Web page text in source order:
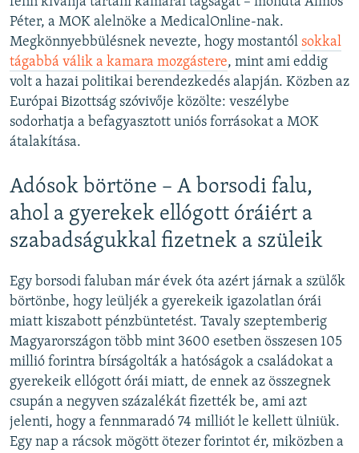
Péter, a MOK alelnöke a MedicalOnline-nak.
Megkönnyebbülésnek nevezte, hogy mostantól sokkal
tágabbá válik a kamara mozgástere, mint ami eddig
volt a hazai politikai berendezkedés alapján. Közben az
Európai Bizottság szóvivője közölte: veszélybe
sodorhatja a befagyasztott uniós forrásokat a MOK
átalakítása.
Adósok börtöne – A borsodi falu,
ahol a gyerekek ellógott óráiért a
szabadságukkal fizetnek a szüleik
Egy borsodi faluban már évek óta azért járnak a szülők
börtönbe, hogy leüljék a gyerekeik igazolatlan órái
miatt kiszabott pénzbüntetést. Tavaly szeptemberig
Magyarországon több mint 3600 esetben összesen 105
millió forintra bírságolták a hatóságok a családokat a
gyerekeik ellógott órái miatt, de ennek az összegnek
csupán a negyven százalékát fizették be, ami azt
jelenti, hogy a fennmaradó 74 milliót le kellett ülniük.
Egy nap a rácsok mögött ötezer forintot ér, miközben a